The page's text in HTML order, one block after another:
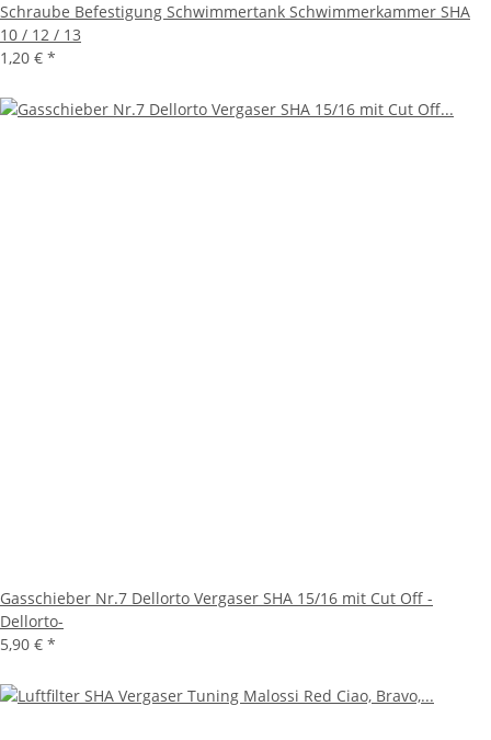
Schraube Befestigung Schwimmertank Schwimmerkammer SHA
10 / 12 / 13
1,20 € *
Gasschieber Nr.7 Dellorto Vergaser SHA 15/16 mit Cut Off -
Dellorto-
5,90 € *